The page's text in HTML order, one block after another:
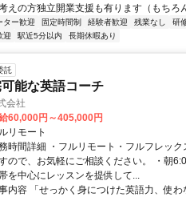
えの方独立開業支援も有ります（もちろ
ター歓迎 固定時間制 経験者歓迎 残業なし 研
迎
駅近5分以内 長期休暇あり
託
能な英語コーチ
会社
60,000円～405,000円
リモート
時間詳細 ・フルリモート・フルフレッ
ので、お気軽にご相談ください。 ・朝
を中心にレッスンを提供して...
内容 「せっかく身につけた英語力、使